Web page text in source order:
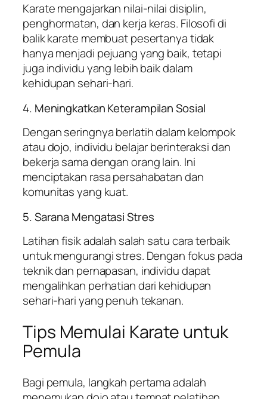
Karate mengajarkan nilai-nilai disiplin,
penghormatan, dan kerja keras. Filosofi di
balik karate membuat pesertanya tidak
hanya menjadi pejuang yang baik, tetapi
juga individu yang lebih baik dalam
kehidupan sehari-hari.
4. Meningkatkan Keterampilan Sosial
Dengan seringnya berlatih dalam kelompok
atau dojo, individu belajar berinteraksi dan
bekerja sama dengan orang lain. Ini
menciptakan rasa persahabatan dan
komunitas yang kuat.
5. Sarana Mengatasi Stres
Latihan fisik adalah salah satu cara terbaik
untuk mengurangi stres. Dengan fokus pada
teknik dan pernapasan, individu dapat
mengalihkan perhatian dari kehidupan
sehari-hari yang penuh tekanan.
Tips Memulai Karate untuk
Pemula
Bagi pemula, langkah pertama adalah